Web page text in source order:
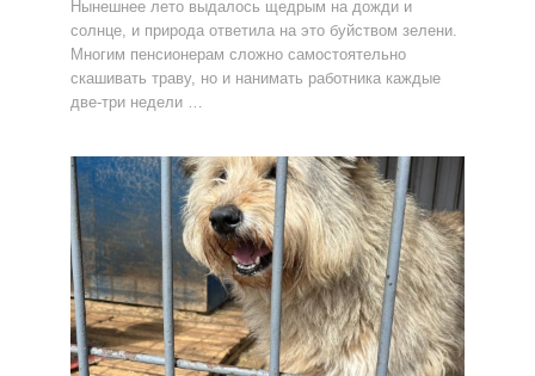
Нынешнее лето выдалось щедрым на дожди и
солнце, и природа ответила на это буйством зелени.
Многим пенсионерам сложно самостоятельно
скашивать траву, но и нанимать работника каждые
две-три недели …